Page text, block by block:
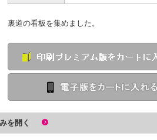
裏道の看板を集めました。
を開く